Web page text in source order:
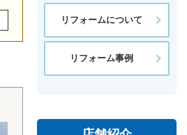
リフォームについて
リフォーム事例